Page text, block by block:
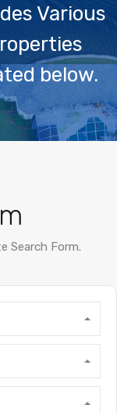
Various
below.
Search Form.